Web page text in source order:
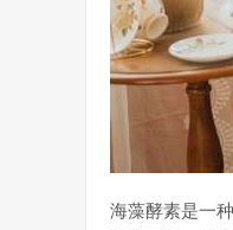
海藻酵素是一